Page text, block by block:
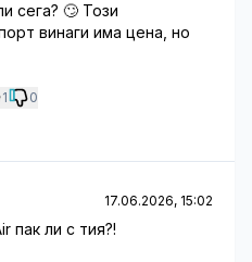
сега? 🙄 Този
винаги има цена, но
1 0
17.06.2026, 15:02
пак ли с тия?!